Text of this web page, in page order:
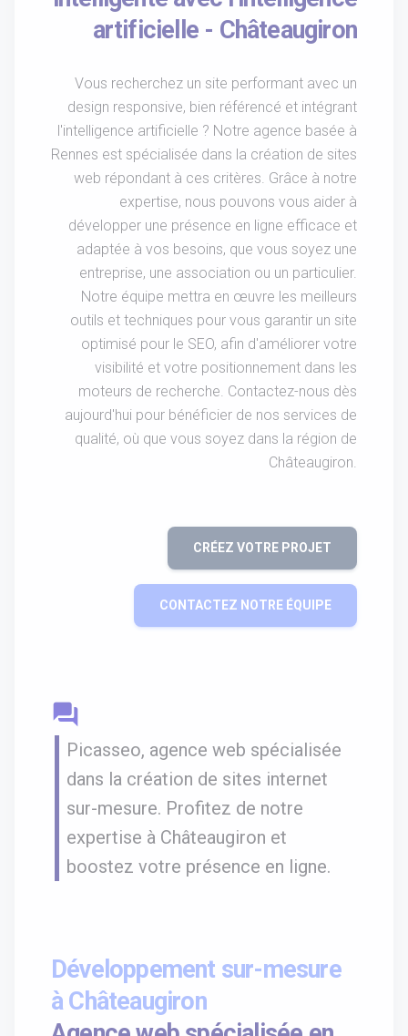
artificielle - Châteaugiron
Vous recherchez un site performant avec un
design responsive, bien référencé et intégrant
l'intelligence artificielle ? Notre agence basée à
Rennes est spécialisée dans la création de sites
web répondant à ces critères. Grâce à notre
expertise, nous pouvons vous aider à
développer une présence en ligne efficace et
adaptée à vos besoins, que vous soyez une
entreprise, une association ou un particulier.
Notre équipe mettra en œuvre les meilleurs
outils et techniques pour vous garantir un site
optimisé pour le SEO, afin d'améliorer votre
visibilité et votre positionnement dans les
moteurs de recherche. Contactez-nous dès
aujourd'hui pour bénéficier de nos services de
qualité, où que vous soyez dans la région de
Châteaugiron.
CRÉEZ VOTRE PROJET
CONTACTEZ NOTRE ÉQUIPE
question_answer
Picasseo, agence web spécialisée
dans la création de sites internet
sur-mesure. Profitez de notre
expertise à Châteaugiron et
boostez votre présence en ligne.
Développement sur-mesure
à Châteaugiron